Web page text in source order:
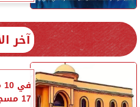
آخر
17 مسجدًا اليوم الجمعة ضمن خطتها...